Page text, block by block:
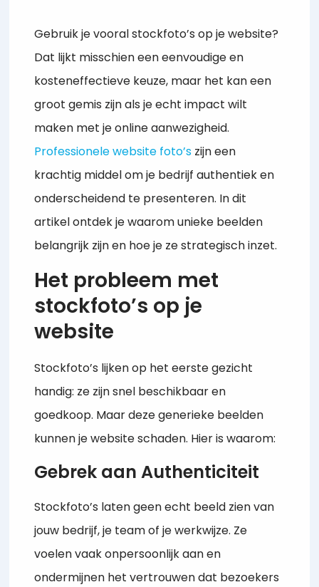
Gebruik je vooral stockfoto’s op je website?
Dat lijkt misschien een eenvoudige en
kosteneffectieve keuze, maar het kan een
groot gemis zijn als je echt impact wilt
maken met je online aanwezigheid.
Professionele website foto’s zijn een
krachtig middel om je bedrijf authentiek en
onderscheidend te presenteren. In dit
artikel ontdek je waarom unieke beelden
belangrijk zijn en hoe je ze strategisch inzet.
Het probleem met
stockfoto’s op je
website
Stockfoto’s lijken op het eerste gezicht
handig: ze zijn snel beschikbaar en
goedkoop. Maar deze generieke beelden
kunnen je website schaden. Hier is waarom:
Gebrek aan Authenticiteit
Stockfoto’s laten geen echt beeld zien van
jouw bedrijf, je team of je werkwijze. Ze
voelen vaak onpersoonlijk aan en
ondermijnen het vertrouwen dat bezoekers